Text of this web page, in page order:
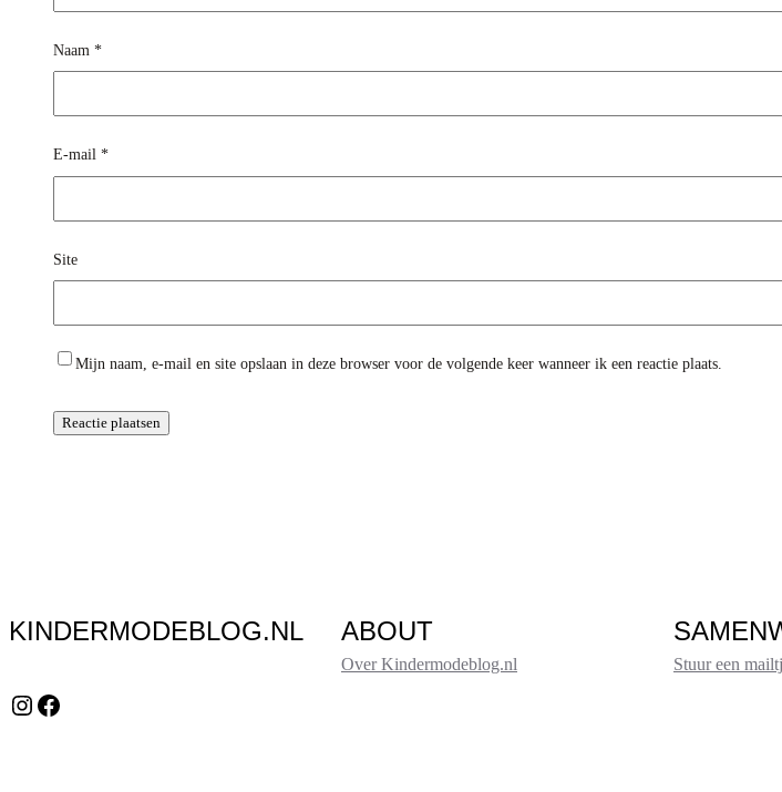
Naam *
E-mail *
Site
Mijn naam, e-mail en site opslaan in deze browser voor de volgende keer wanneer ik een reactie plaats.
KINDERMODEBLOG.NL
Instagram Facebook
ABOUT
Over Kindermodeblog.nl Stuur een